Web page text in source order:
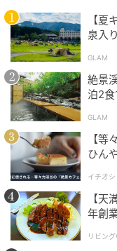
出典：シティリビングWeb
【夏
泉入
GLAM
絶景
泊2食
GLAM
【等
ひん
イチオシ
【
年創
リビン